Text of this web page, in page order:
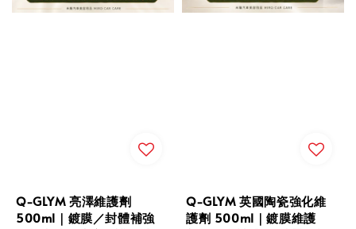
Q-GLYM 亮澤維護劑
500ml｜鍍膜／封體補強
Q-GLYM 英國陶瓷強化維
護劑 500ml｜鍍膜維護